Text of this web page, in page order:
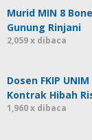
Murid MIN 8
Gunung Rinjani
2,059 x dibaca
Dosen FKIP
Kontrak Hibah
1,960 x dibaca